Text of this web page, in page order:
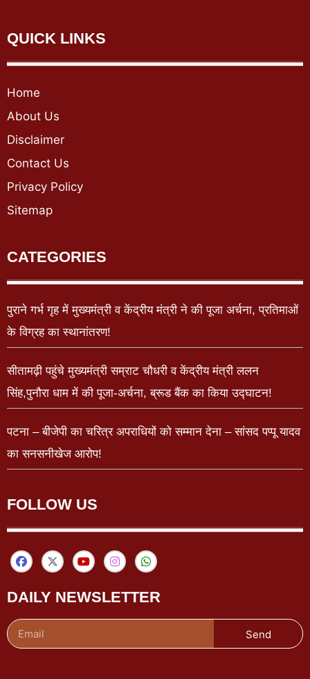
QUICK LINKS
Home
About Us
Disclaimer
Contact Us
Privacy Policy
Sitemap
CATEGORIES
पुराने गर्भ गृह में मुख्यमंत्री व केंद्रीय मंत्री ने की पूजा अर्चना, प्रतिमाओं
के विग्रह का स्थानांतरण!
सीतामढ़ी पहुंचे मुख्यमंत्री सम्राट चौधरी व केंद्रीय मंत्री ललन
सिंह,पुनौरा धाम में की पूजा-अर्चना, ब्रूड बैंक का किया उद्घाटन!
पटना – बीजेपी का चरित्र अपराधियों को सम्मान देना – सांसद पप्पू यादव
का सनसनीखेज आरोप!
FOLLOW US
DAILY NEWSLETTER
Send